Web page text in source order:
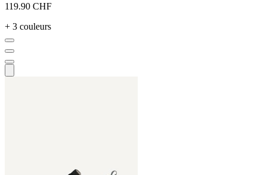
119.90 CHF
+ 3 couleurs